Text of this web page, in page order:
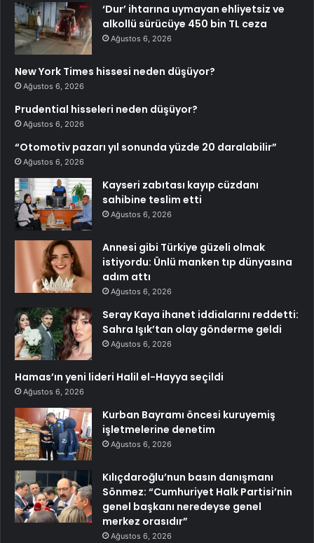
‘Dur’ ihtarına uymayan ehliyetsiz ve
alkollü sürücüye 450 bin TL ceza
Ağustos 6, 2026
New York Times hissesi neden düşüyor?
Ağustos 6, 2026
Prudential hisseleri neden düşüyor?
Ağustos 6, 2026
“Otomotiv pazarı yıl sonunda yüzde 20 daralabilir”
Ağustos 6, 2026
Kayseri zabıtası kayıp cüzdanı
sahibine teslim etti
Ağustos 6, 2026
Annesi gibi Türkiye güzeli olmak
istiyordu: Ünlü manken tıp dünyasına
adım attı
Ağustos 6, 2026
Seray Kaya ihanet iddialarını reddetti:
Sahra Işık’tan olay gönderme geldi
Ağustos 6, 2026
Hamas’ın yeni lideri Halil el-Hayya seçildi
Ağustos 6, 2026
Kurban Bayramı öncesi kuruyemiş
işletmelerine denetim
Ağustos 6, 2026
Kılıçdaroğlu’nun basın danışmanı
Sönmez: “Cumhuriyet Halk Partisi’nin
genel başkanı neredeyse genel
merkez orasıdır”
Ağustos 6, 2026